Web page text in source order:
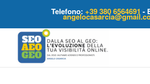
Telefono:+39 380 6564691 -